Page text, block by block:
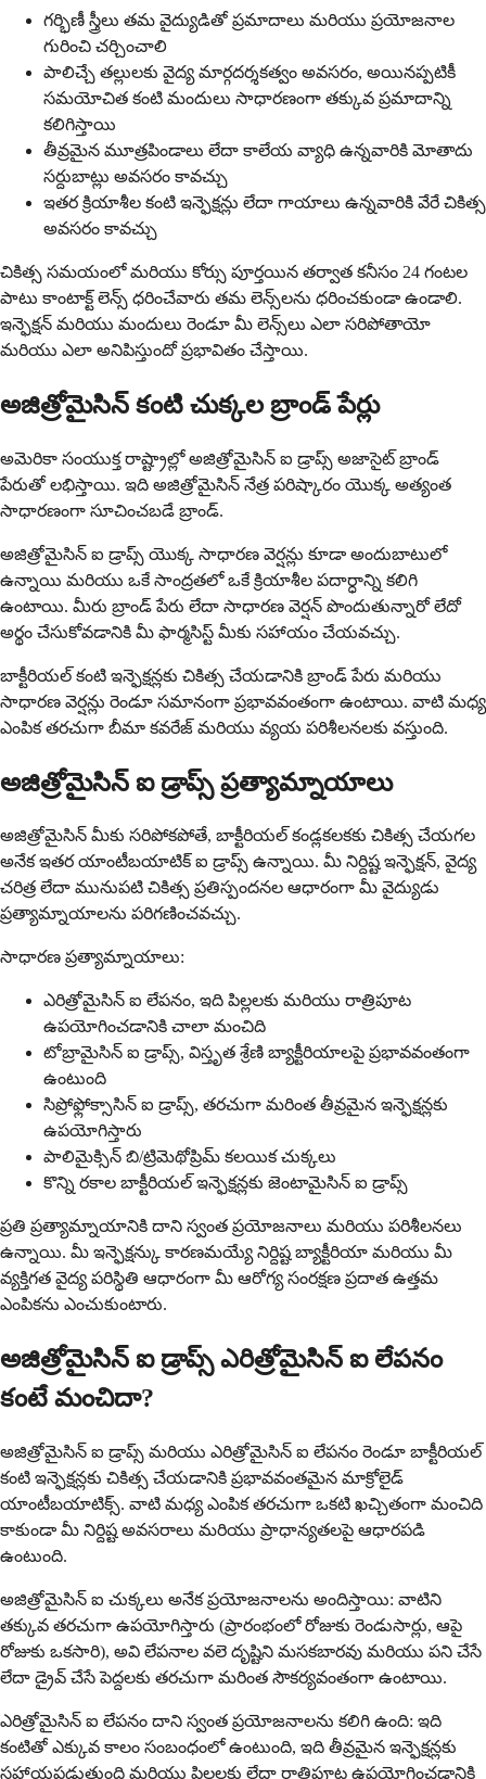
గర్భిణీ స్త్రీలు తమ వైద్యుడితో ప్రమాదాలు మరియు ప్రయోజనాల
గురించి చర్చించాలి
పాలిచ్చే తల్లులకు వైద్య మార్గదర్శకత్వం అవసరం, అయినప్పటికీ
సమయోచిత కంటి మందులు సాధారణంగా తక్కువ ప్రమాదాన్ని
కలిగిస్తాయి
తీవ్రమైన మూత్రపిండాలు లేదా కాలేయ వ్యాధి ఉన్నవారికి మోతాదు
సర్దుబాట్లు అవసరం కావచ్చు
ఇతర క్రియాశీల కంటి ఇన్ఫెక్షన్లు లేదా గాయాలు ఉన్నవారికి వేరే చికిత్స
అవసరం కావచ్చు
చికిత్స సమయంలో మరియు కోర్సు పూర్తయిన తర్వాత కనీసం 24 గంటల
పాటు కాంటాక్ట్ లెన్స్ ధరించేవారు తమ లెన్స్‌లను ధరించకుండా ఉండాలి.
ఇన్ఫెక్షన్ మరియు మందులు రెండూ మీ లెన్స్‌లు ఎలా సరిపోతాయో
మరియు ఎలా అనిపిస్తుందో ప్రభావితం చేస్తాయి.
అజిత్రోమైసిన్ కంటి చుక్కల బ్రాండ్ పేర్లు
అమెరికా సంయుక్త రాష్ట్రాల్లో అజిత్రోమైసిన్ ఐ డ్రాప్స్ అజాసైట్ బ్రాండ్
పేరుతో లభిస్తాయి. ఇది అజిత్రోమైసిన్ నేత్ర పరిష్కారం యొక్క అత్యంత
సాధారణంగా సూచించబడే బ్రాండ్.
అజిత్రోమైసిన్ ఐ డ్రాప్స్ యొక్క సాధారణ వెర్షన్లు కూడా అందుబాటులో
ఉన్నాయి మరియు ఒకే సాంద్రతలో ఒకే క్రియాశీల పదార్ధాన్ని కలిగి
ఉంటాయి. మీరు బ్రాండ్ పేరు లేదా సాధారణ వెర్షన్ పొందుతున్నారో లేదో
అర్థం చేసుకోవడానికి మీ ఫార్మసిస్ట్ మీకు సహాయం చేయవచ్చు.
బాక్టీరియల్ కంటి ఇన్ఫెక్షన్లకు చికిత్స చేయడానికి బ్రాండ్ పేరు మరియు
సాధారణ వెర్షన్లు రెండూ సమానంగా ప్రభావవంతంగా ఉంటాయి. వాటి మధ్య
ఎంపిక తరచుగా బీమా కవరేజ్ మరియు వ్యయ పరిశీలనలకు వస్తుంది.
అజిత్రోమైసిన్ ఐ డ్రాప్స్ ప్రత్యామ్నాయాలు
అజిత్రోమైసిన్ మీకు సరిపోకపోతే, బాక్టీరియల్ కండ్లకలకకు చికిత్స చేయగల
అనేక ఇతర యాంటీబయాటిక్ ఐ డ్రాప్స్ ఉన్నాయి. మీ నిర్దిష్ట ఇన్ఫెక్షన్, వైద్య
చరిత్ర లేదా మునుపటి చికిత్స ప్రతిస్పందనల ఆధారంగా మీ వైద్యుడు
ప్రత్యామ్నాయాలను పరిగణించవచ్చు.
సాధారణ ప్రత్యామ్నాయాలు:
ఎరిత్రోమైసిన్ ఐ లేపనం, ఇది పిల్లలకు మరియు రాత్రిపూట
ఉపయోగించడానికి చాలా మంచిది
టోబ్రామైసిన్ ఐ డ్రాప్స్, విస్తృత శ్రేణి బ్యాక్టీరియాలపై ప్రభావవంతంగా
ఉంటుంది
సిప్రోఫ్లోక్సాసిన్ ఐ డ్రాప్స్, తరచుగా మరింత తీవ్రమైన ఇన్ఫెక్షన్లకు
ఉపయోగిస్తారు
పాలిమైక్సిన్ బి/ట్రిమెథోప్రిమ్ కలయిక చుక్కలు
కొన్ని రకాల బాక్టీరియల్ ఇన్ఫెక్షన్లకు జెంటామైసిన్ ఐ డ్రాప్స్
ప్రతి ప్రత్యామ్నాయానికి దాని స్వంత ప్రయోజనాలు మరియు పరిశీలనలు
ఉన్నాయి. మీ ఇన్ఫెక్షన్కు కారణమయ్యే నిర్దిష్ట బ్యాక్టీరియా మరియు మీ
వ్యక్తిగత వైద్య పరిస్థితి ఆధారంగా మీ ఆరోగ్య సంరక్షణ ప్రదాత ఉత్తమ
ఎంపికను ఎంచుకుంటారు.
అజిత్రోమైసిన్ ఐ డ్రాప్స్ ఎరిత్రోమైసిన్ ఐ లేపనం
కంటే మంచిదా?
అజిత్రోమైసిన్ ఐ డ్రాప్స్ మరియు ఎరిత్రోమైసిన్ ఐ లేపనం రెండూ బాక్టీరియల్
కంటి ఇన్ఫెక్షన్లకు చికిత్స చేయడానికి ప్రభావవంతమైన మాక్రోలైడ్
యాంటీబయాటిక్స్. వాటి మధ్య ఎంపిక తరచుగా ఒకటి ఖచ్చితంగా మంచిది
కాకుండా మీ నిర్దిష్ట అవసరాలు మరియు ప్రాధాన్యతలపై ఆధారపడి
ఉంటుంది.
అజిత్రోమైసిన్ ఐ చుక్కలు అనేక ప్రయోజనాలను అందిస్తాయి: వాటిని
తక్కువ తరచుగా ఉపయోగిస్తారు (ప్రారంభంలో రోజుకు రెండుసార్లు, ఆపై
రోజుకు ఒకసారి), అవి లేపనాల వలె దృష్టిని మసకబారవు మరియు పని చేసే
లేదా డ్రైవ్ చేసే పెద్దలకు తరచుగా మరింత సౌకర్యవంతంగా ఉంటాయి.
ఎరిత్రోమైసిన్ ఐ లేపనం దాని స్వంత ప్రయోజనాలను కలిగి ఉంది: ఇది
కంటితో ఎక్కువ కాలం సంబంధంలో ఉంటుంది, ఇది తీవ్రమైన ఇన్ఫెక్షన్లకు
సహాయపడుతుంది మరియు పిల్లలకు లేదా రాత్రిపూట ఉపయోగించడానికి